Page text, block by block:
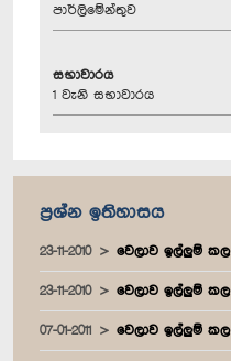
පාර්ලිමේන්තුව
සභාවාරය
1 වැනි සභාවාරය
ප්‍රශ්න ඉතිහාසය
23-11-2010 වෙලාව ඉල්ලුම් කල
23-11-2010 වෙලාව ඉල්ලුම් කල
07-01-2011 වෙලාව ඉල්ලුම් කල